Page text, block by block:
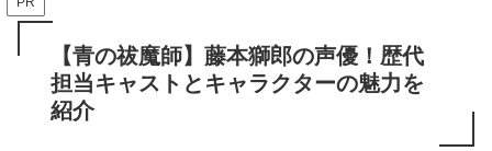
【青の祓魔師】藤本獅郎の声優！歴代
担当キャストとキャラクターの魅力を
紹介